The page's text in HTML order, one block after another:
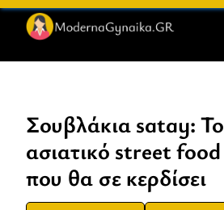
Skip
content
Σουβλάκια satay: Το
ασιατικό street food
που θα σε κερδίσει